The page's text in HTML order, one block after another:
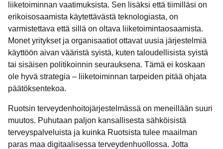
liiketoiminnan vaatimuksista. Sen lisäksi että tiimilläsi on
erikoisosaamista käytettävästä teknologiasta, on
varmistettava että sillä on oltava liiketoimintaosaamista.
Monet yritykset ja organisaatiot ottavat uusia järjestelmiä
käyttöön aivan vääristä syistä, kuten taloudellisista syistä
tai sisäisen politikoinnin seurauksena. Tämä ei koskaan
ole hyvä strategia – liiketoiminnan tarpeiden pitää ohjata
päätöksentekoa.
Ruotsin terveydenhoitojärjestelmässä on meneillään suuri
muutos. Puhutaan paljon kansallisesta sähköisistä
terveyspalveluista ja kuinka Ruotsista tulee maailman
paras maa digitaalisessa terveydenhuollossa. Jotta